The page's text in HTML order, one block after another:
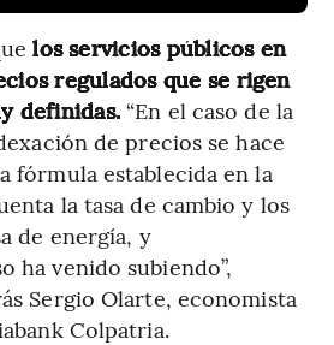
los servicios públicos en
regulados que se rigen
definidas.“En el caso de la
de precios se hace
fórmula establecida en la
la tasa de cambio y los
de energía, y
ha venido subiendo”,
Sergio Olarte, economista
Colpatria.